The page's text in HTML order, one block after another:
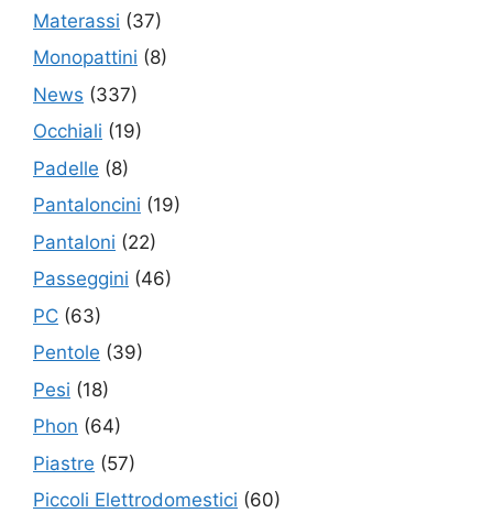
Materassi (37)
Monopattini (8)
News (337)
Occhiali (19)
Padelle (8)
Pantaloncini (19)
Pantaloni (22)
Passeggini (46)
PC (63)
Pentole (39)
Pesi (18)
Phon (64)
Piastre (57)
Piccoli Elettrodomestici (60)